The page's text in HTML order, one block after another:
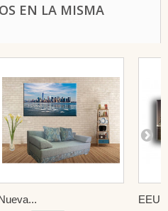
EN LA MISMA